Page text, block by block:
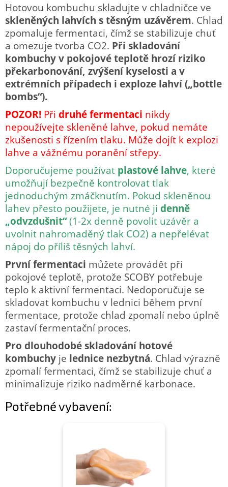
Hotovou kombuchu skladujte v chladničce ve
skleněných lahvích s těsným uzávěrem. Chlad
zpomaluje fermentaci, čímž se stabilizuje chuť
a omezuje tvorba CO2. Při skladování
kombuchy v pokojové teplotě hrozí riziko
překarbonování, zvýšení kyselosti a v
extrémních případech i exploze lahví („bottle
bombs“).
POZOR! Při druhé fermentaci nikdy
nepoužívejte skleněné lahve, pokud nemáte
zkušenosti s řízením tlaku. Může dojít k explozi
lahve a vážnému poranění střepy.
Doporučujeme používat plastové lahve, které
umožňují bezpečně kontrolovat tlak
jednoduchým zmáčknutím. Pokud skleněnou
lahev přesto použijete, je nutné ji denně
„odvzdušnit“(1-2x denně povolit uzávěr a
uvolnit nahromaděný tlak CO2) a nepřelévat
nápoj do příliš těsných lahví.
První fermentaci můžete provádět při
pokojové teplotě, protože SCOBY potřebuje
teplo k aktivní fermentaci. Nedoporučuje se
skladovat kombuchu v lednici během první
fermentace, protože chlad zpomalí nebo úplně
zastaví fermentační proces.
Pro dlouhodobé skladování hotové
kombuchy je lednice nezbytná. Chlad výrazně
zpomalí fermentaci, čímž se stabilizuje chuť a
minimalizuje riziko nadměrné karbonace.
Potřebné vybavení: